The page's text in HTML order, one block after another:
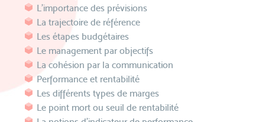
L'importance des prévisions
La trajectoire de référence
Les étapes budgétaires
Le management par objectifs
La cohésion par la communication
Performance et rentabilité
Les différents types de marges
Le point mort ou seuil de rentabilité